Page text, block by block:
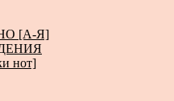
[А-Я]
нот]